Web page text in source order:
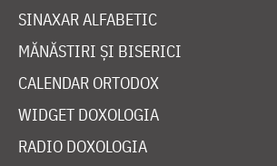
SINAXAR ALFABETIC
MĂNĂSTIRI ȘI BISERICI
CALENDAR ORTODOX
WIDGET DOXOLOGIA
RADIO DOXOLOGIA